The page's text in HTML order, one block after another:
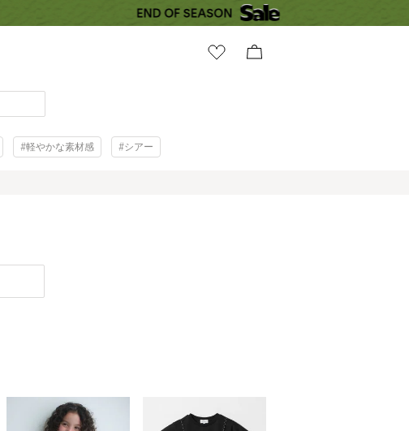
#軽やかな素材感 #シアー